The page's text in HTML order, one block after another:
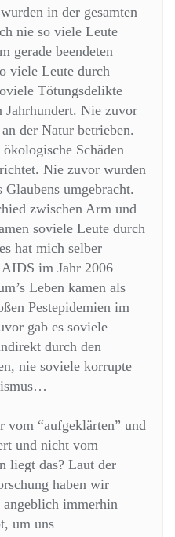
in der gesamten
nie so viele Leute
gerade beendeten
viele Leute durch
Tötungsdelikte
Nie zuvor
der Natur betrieben.
Schäden
Nie zuvor wurden
umgebracht.
zwischen Arm und
soviele Leute durch
hat mich selber
im Jahr 2006
Leben kamen als
Pestepidemien im
gab es soviele
durch den
nie soviele korrupte
vom “aufgeklärten” und
und nicht vom
liegt das? Laut der
haben wir
angeblich immerhin
um uns